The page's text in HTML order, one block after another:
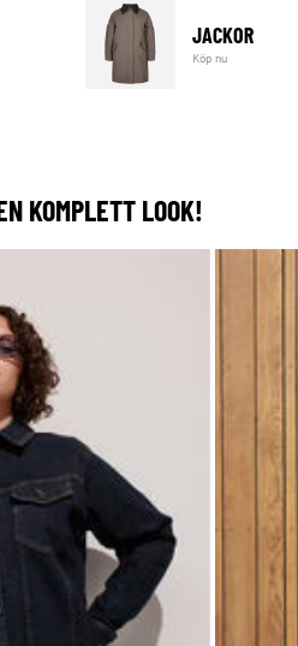
JACKOR
Köp nu
KOMPLETT LOOK!